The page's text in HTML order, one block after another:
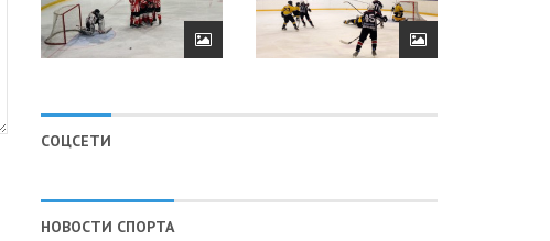
СОЦСЕТИ
НОВОСТИ СПОРТА